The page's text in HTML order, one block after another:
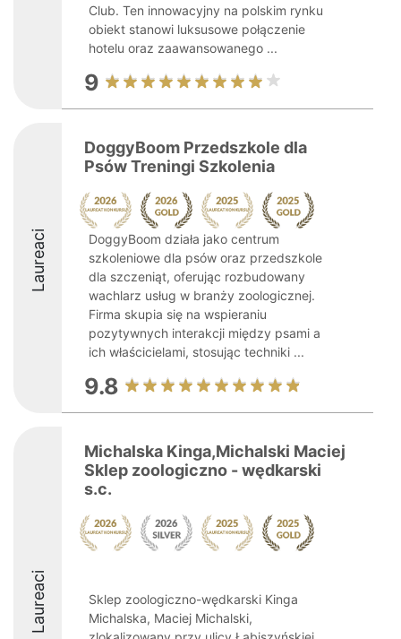
Club. Ten innowacyjny na polskim rynku
obiekt stanowi luksusowe połączenie
hotelu oraz zaawansowanego ...
9
Laureaci
DoggyBoom Przedszkole dla
Psów Treningi Szkolenia
DoggyBoom działa jako centrum
szkoleniowe dla psów oraz przedszkole
dla szczeniąt, oferując rozbudowany
wachlarz usług w branży zoologicznej.
Firma skupia się na wspieraniu
pozytywnych interakcji między psami a
ich właścicielami, stosując techniki ...
9.8
Laureaci
Michalska Kinga,Michalski Maciej
Sklep zoologiczno - wędkarski
s.c.
Sklep zoologiczno-wędkarski Kinga
Michalska, Maciej Michalski,